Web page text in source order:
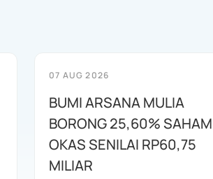
07 AUG 2026
BUMI ARSANA MULIA
BORONG 25,60% SAHAM
OKAS SENILAI RP60,75
MILIAR